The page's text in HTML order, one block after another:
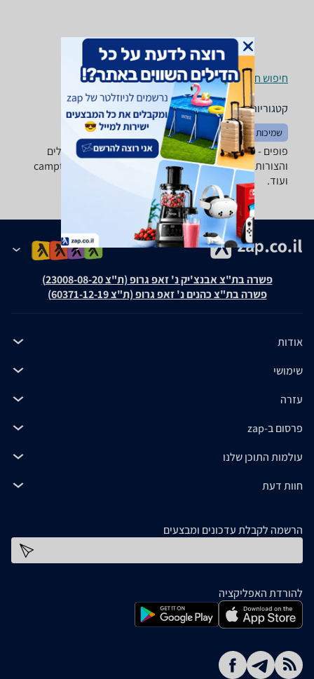
חיפוש חנויות פופים לפי עיר
קטגוריות משלימות
שמיכות וכריות שטיחים
פופים - ‏800 - 1,000 ‏ש"ח מבחר ענק של פופים בכל הגדלים
והצורות של טובי היצרנים: camptown ,Intex, GreenBanana
ועוד.
פשרה בת"צ אבנצ'יק נ' זאפ גרופ (ת"צ 23008-08-20)
פשרה בת"צ כהנים נ' זאפ גרופ (ת"צ 60371-12-19)
אודות
שימושי
עזרה
פרסום ב-zap
עולמות התוכן שלנו
חוות דעת
הרשמה לקבלת עדכונים ומבצעים
להורדת האפליקציה